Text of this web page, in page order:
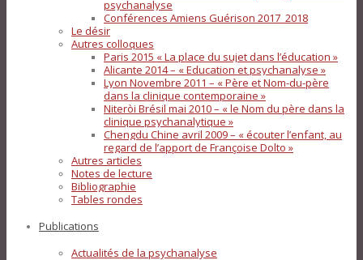
psychanalyse
Conférences Amiens Guérison 2017_2018
Le désir
Autres colloques
Paris 2015 « La place du sujet dans l’éducation »
Alicante 2014 – « Education et psychanalyse »
Lyon Novembre 2011 – « Père et Nom-du-père
dans la clinique contemporaine »
Niteròi Brésil mai 2010 – « le Nom du père dans la
clinique psychanalytique »
Chengdu Chine avril 2009 – « écouter l’enfant, au
regard de l’apport de Françoise Dolto »
Autres articles
Notes de lecture
Bibliographie
Tables rondes
Publications
Actualités de la psychanalyse